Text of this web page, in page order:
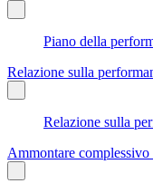
Piano della
Relazione sulla
Relazione sulla
Ammontare complessivo